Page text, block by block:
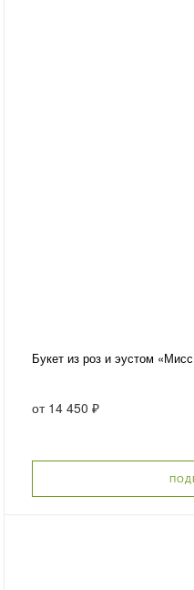
Букет из роз и эустом
от 14 450 ₽